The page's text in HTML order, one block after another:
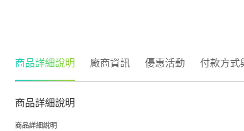
商品詳細說明 廠商資訊 優惠活動 付款方式
商品詳細說明
商品詳細說明